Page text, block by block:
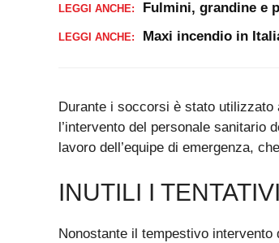
LEGGI ANCHE: Fulmini, grandine e
LEGGI ANCHE: Maxi incendio in
Durante i soccorsi è stato utilizzato
l’intervento del personale sanitario
lavoro dell’equipe di emergenza,
INUTILI I
Nonostante il tempestivo intervento